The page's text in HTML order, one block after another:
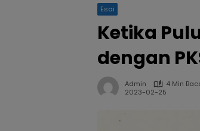
Esai
Ketika
dengan
Admin
4 Min
2023-02-25